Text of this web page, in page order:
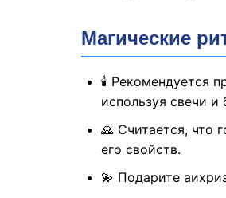
Магические
🕯️ Рекомендуется
используя свечи и
🙏 Считается, что
его свойств.
💫 Подарите